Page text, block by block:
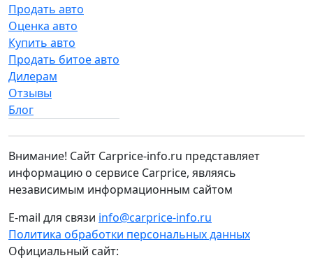
Продать авто
Оценка авто
Купить авто
Продать битое авто
Дилерам
Отзывы
Блог
Внимание! Сайт Carprice-info.ru представляет
информацию о сервисе Carprice, являясь
независимым информационным сайтом
E-mail для связи info@carprice-info.ru
Политика обработки персональных данных
Официальный сайт: